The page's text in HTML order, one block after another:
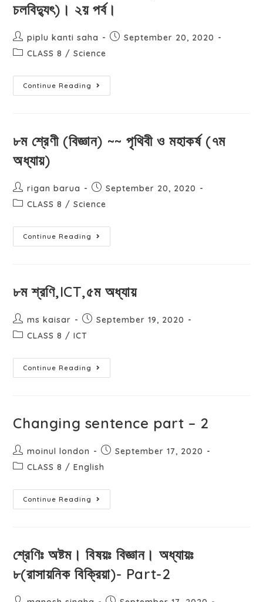
চলবিদ্যুৎ)। ২য় পর্ব।
piplu kanti saha
September 20, 2020
CLASS 8 / Science
Continue Reading
৮ম শ্রেণী (বিজ্ঞান) ~~ পৃথিবী ও মহাকর্ষ (৭ম
অধ্যায়)
rigan barua
September 20, 2020
CLASS 8 / Science
Continue Reading
৮ম শ্রণি,ICT,৫ম অধ্যায়
ms kaisar
September 19, 2020
CLASS 8 / ICT
Continue Reading
Changing sentence part – 2
moinul london
September 17, 2020
CLASS 8 / English
Continue Reading
শ্রেণিঃ অষ্টম। বিষয়ঃ বিজ্ঞান। অধ্যায়ঃ
৮(রাসায়নিক বিক্রিয়া)- Part-2